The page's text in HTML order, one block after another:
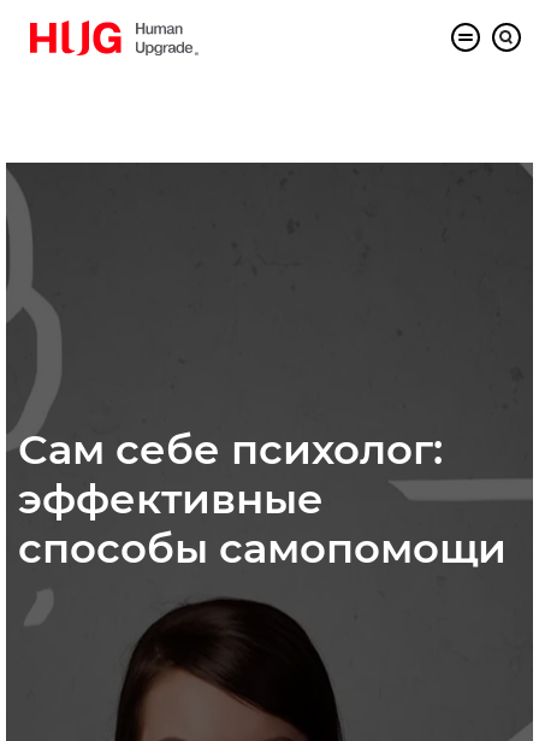
Сам себе психолог:
эффективные
способы самопомощи